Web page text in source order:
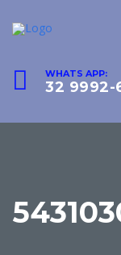
WHATS APP:
32 9992-